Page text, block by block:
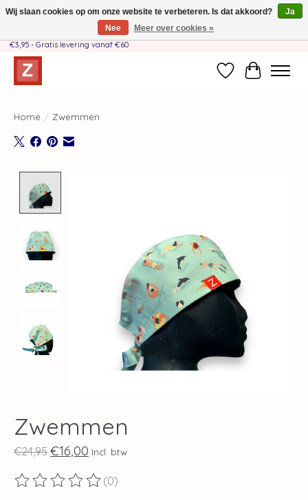
Handgemaakt door moeder-dochterteam❤️ - Verzendkosten BE & NL SLECHTS
€3,95 - Gratis levering vanaf €60
Verlanglijst
Home / Zwemmen
Zwemmen
€24,95 €16,00 Incl. btw
De beoordeling van dit product is
(0)
Wij slaan cookies op om onze website te verbeteren. Is dat akkoord?
Ja
Nee
Meer over cookies »